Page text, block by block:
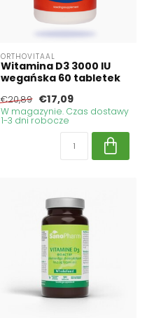
ORTHOVITAAL
Witamina D3 3000 IU
wegańska 60 tabletek
€20,89 €17,09
W magazynie. Czas dostawy
1-3 dni robocze